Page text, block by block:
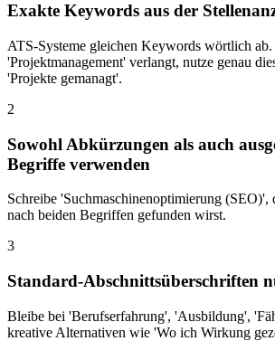
Exakte Keywords aus der
ATS-Systeme gleichen Keywords wörtlich
'Projektmanagement' verlangt, nutze genau
'Projekte gemanagt'.
2
Sowohl Abkürzungen als auch
Begriffe verwenden
Schreibe 'Suchmaschinenoptimierung (SEO)',
nach beiden Begriffen gefunden wirst.
3
Standard-Abschnittsüberschriften
Bleibe bei 'Berufserfahrung', 'Ausbildung',
kreative Alternativen wie 'Wo ich Wirkung